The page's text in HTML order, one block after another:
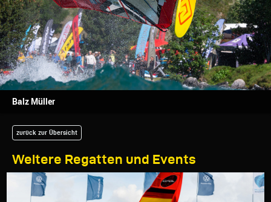
Balz Müller
Weitere Regatten und Events
zurück zur Übersicht